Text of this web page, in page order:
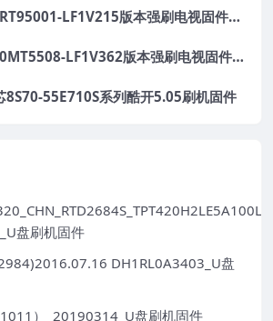
TCL电视V8-RT95001-LF1V215版本强刷电视固件包下载
TCL电视V8-0MT5508-LF1V362版本强刷电视固件包下载
8S70-55E710S系列酷开5.05刷机固件
盘刷机固件
DH1RL0A3403_U盘
）_20190314_U盘刷机固件